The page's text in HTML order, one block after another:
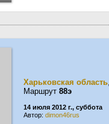
Харьковская область
Маршрут 88э
14 июля 2012 г., суббота
Автор: dimon46rus